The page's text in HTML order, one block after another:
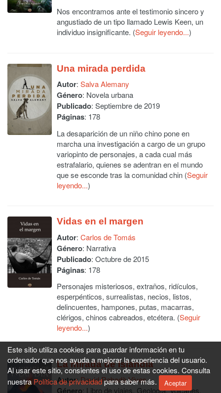
Nos encontramos ante el testimonio sincero y
angustiado de un tipo llamado Lewis Keen, un
individuo insignificante. (Seguir leyendo...)
Una mirada perdida
Autor: Salva Alemany
Género: Novela urbana
Publicado: Septiembre de 2019
Páginas: 178
La desaparición de un niño chino pone en
marcha una investigación a cargo de un grupo
variopinto de personajes, a cada cual más
estrafalario, quienes se adentran en el mundo
que se esconde tras la comunidad chin (Seguir
leyendo...)
Vidas en el margen
Autor: Carlos de Tomás
Género: Narrativa
Publicado: Octubre de 2015
Páginas: 178
Personajes misteriosos, extraños, ridículos,
esperpénticos, surrealistas, necios, listos,
delincuentes, hampones, putas, macarras,
clérigos, chinos cabreados, etcétera. (Seguir
leyendo...)
La mirada de Islandia
Autor:David Rabadà Vives
Género: Libro de viajes. Geología. Volcanes.
Este sitio utiliza cookies para guardar información en tu
ordenador que nos ayuda a mejorar la experiencia del usuario.
Al usar este sitio, consientes el uso de estas cookies. Consulta
nuestra Política de privacidadpara saber más. Aceptar